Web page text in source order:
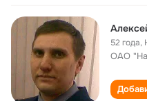
52 года,
ОАО